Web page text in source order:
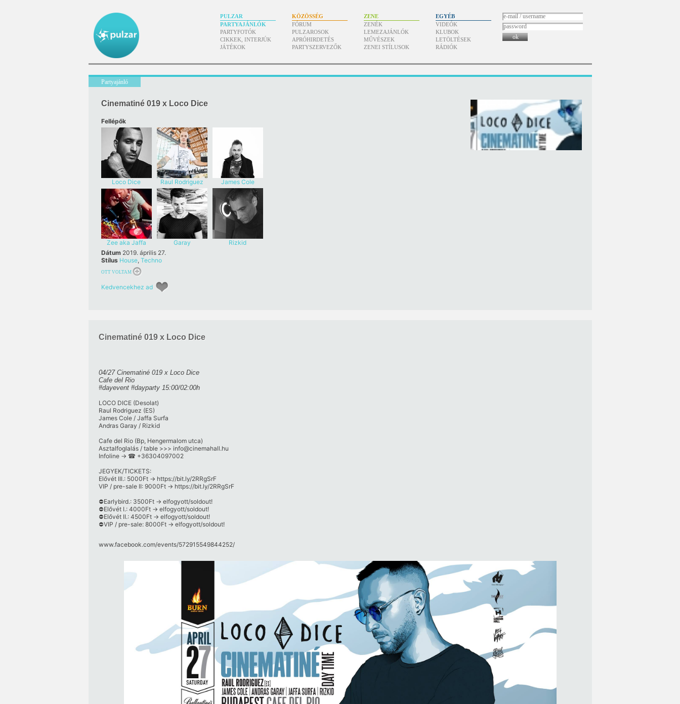
PULZAR
PARTYAJÁNLÓK
PARTYFOTÓK
CIKKEK, INTERJÚK
JÁTÉKOK
KÖZÖSSÉG
FÓRUM
PULZAROSOK
APRÓHIRDETÉS
PARTYSZERVEZŐK
ZENE
ZENÉK
LEMEZAJÁNLÓK
MŰVÉSZEK
ZENEI STÍLUSOK
EGYÉB
VIDEÓK
KLUBOK
LETÖLTÉSEK
RÁDIÓK
ok
Partyajánló
Cinematiné 019 x Loco Dice
Fellépők
Loco Dice Raul Rodriguez James Cole
Zee aka Jaffa
Surfa
Garay
Rizkid
Dátum 2019. április 27.
Stílus House, Techno
OTT VOLTAM
Kedvencekhez ad
Cinematiné 019 x Loco Dice
04/27 Cinematiné 019 x Loco Dice
Cafe del Rio
#dayevent #dayparty 15:00/02:00h
LOCO DICE (Desolat)
Raul Rodriguez (ES)
James Cole / Jaffa Surfa
Andras Garay / Rizkid
Cafe del Rio (Bp, Hengermalom utca)
Asztalfoglalás / table >>> info@cinemahall.hu
Infoline -> ☎ +36304097002
JEGYEK/TICKETS:
Elővét III.: 5000Ft -> https:/​/​bit.ly/​2RRgSrF
VIP / pre-sale II: 9000Ft -> https:/​/​bit.ly/​2RRgSrF
⛔️Earlybird.: 3500Ft -> elfogyott/soldout!
⛔️Elővét I.: 4000Ft -> elfogyott/soldout!
⛔️Elővét II.: 4500Ft -> elfogyott/soldout!
⛔️VIP / pre-sale: 8000Ft -> elfogyott/soldout!
www.facebook.com/​events/​572915549844252/​